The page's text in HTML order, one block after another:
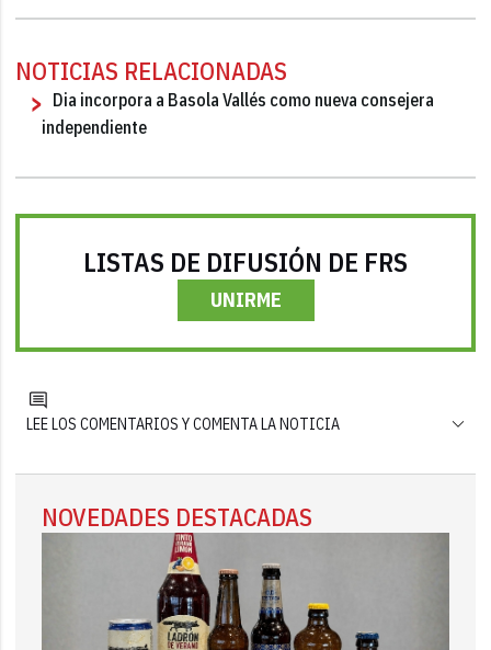
NOTICIAS RELACIONADAS
Dia incorpora a Basola Vallés como nueva consejera
independiente
LISTAS DE DIFUSIÓN DE FRS
UNIRME
LEE LOS COMENTARIOS Y COMENTA LA NOTICIA
NOVEDADES DESTACADAS